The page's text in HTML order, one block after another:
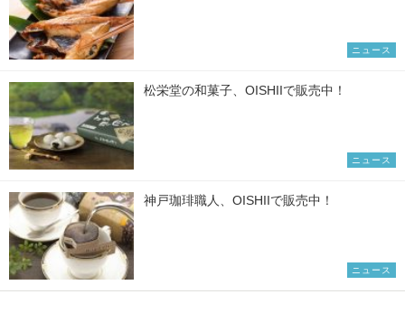
ニュース
松栄堂の和菓子、OISHIIで販売中！
ニュース
神戸珈琲職人、OISHIIで販売中！
ニュース